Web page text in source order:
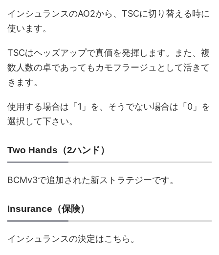
インシュランスのAO2から、TSCに切り替える時に
使います。
TSCはヘッズアップで真価を発揮します。また、複
数人数の卓であってもカモフラージュとして活きて
きます。
使用する場合は「1」を、そうでない場合は「0」を
選択して下さい。
Two Hands（2ハンド）
BCMv3で追加された新ストラテジーです。
Insurance（保険）
インシュランスの決定はこちら。